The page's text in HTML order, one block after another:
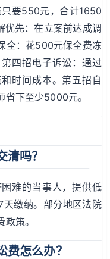
要550元，合计1650
优先：在立案前达成调
全：花500元保全费冻
四招电子诉讼：通过
和时间成本。第五招自
省下至少5000元。
清吗？
难的当事人，提供低
缴纳。部分地区法院
策。
费怎么办？